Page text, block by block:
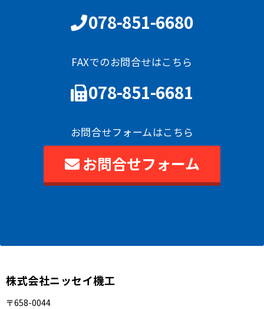
078-851-6680
FAXでのお問合せはこちら
078-851-6681
お問合せフォームはこちら
お問合せフォーム
株式会社ニッセイ機工
〒658-0044